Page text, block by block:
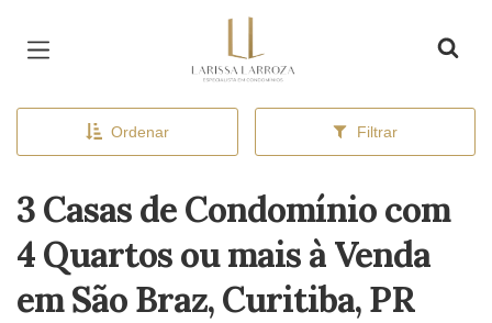
Ordenar Filtrar
3 Casas de Condomínio com
4 Quartos ou mais à Venda
em São Braz, Curitiba, PR